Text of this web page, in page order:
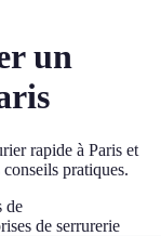
un
rapide à Paris et
pratiques.
de
de serrurerie